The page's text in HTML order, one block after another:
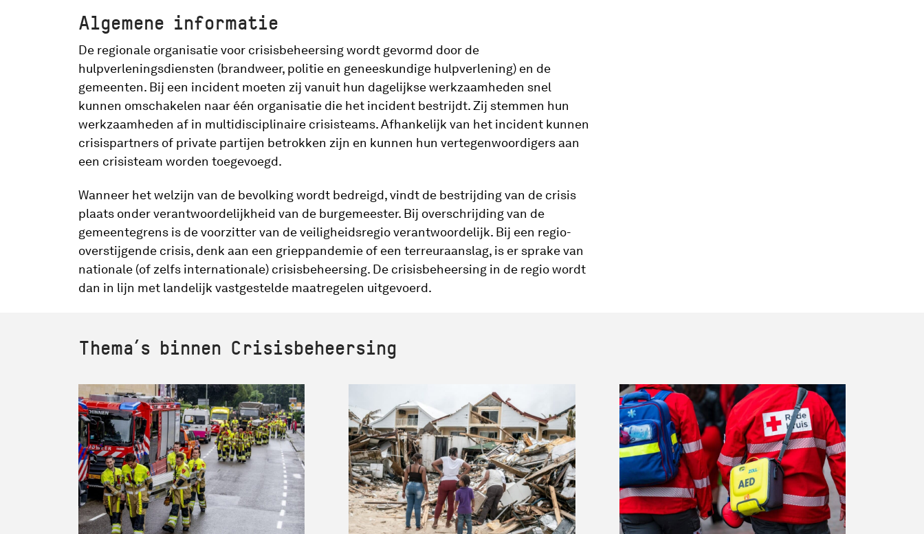
Algemene informatie
De regionale organisatie voor crisisbeheersing wordt gevormd door de
hulpverleningsdiensten (brandweer, politie en geneeskundige hulpverlening) en de
gemeenten. Bij een incident moeten zij vanuit hun dagelijkse werkzaamheden snel
kunnen omschakelen naar één organisatie die het incident bestrijdt. Zij stemmen hun
werkzaamheden af in multidisciplinaire crisisteams. Afhankelijk van het incident kunnen
crisispartners of private partijen betrokken zijn en kunnen hun vertegenwoordigers aan
een crisisteam worden toegevoegd.
Wanneer het welzijn van de bevolking wordt bedreigd, vindt de bestrijding van de crisis
plaats onder verantwoordelijkheid van de burgemeester. Bij overschrijding van de
gemeentegrens is de voorzitter van de veiligheidsregio verantwoordelijk. Bij een regio-
overstijgende crisis, denk aan een grieppandemie of een terreuraanslag, is er sprake van
nationale (of zelfs internationale) crisisbeheersing. De crisisbeheersing in de regio wordt
dan in lijn met landelijk vastgestelde maatregelen uitgevoerd.
Thema’s binnen Crisisbeheersing